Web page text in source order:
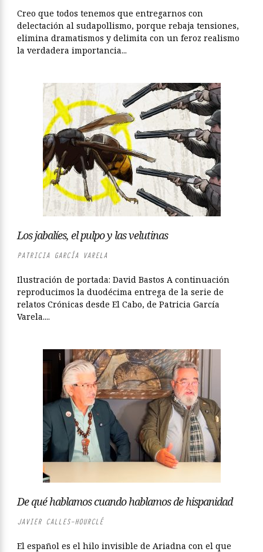
Creo que todos tenemos que entregarnos con
delectación al sudapollismo, porque rebaja tensiones,
elimina dramatismos y delimita con un feroz realismo
la verdadera importancia...
Los jabalíes, el pulpo y las velutinas
PATRICIA GARCÍA VARELA
Ilustración de portada: David Bastos A continuación
reproducimos la duodécima entrega de la serie de
relatos Crónicas desde El Cabo, de Patricia García
Varela....
De qué hablamos cuando hablamos de hispanidad
JAVIER CALLES-HOURCLÉ
El español es el hilo invisible de Ariadna con el que